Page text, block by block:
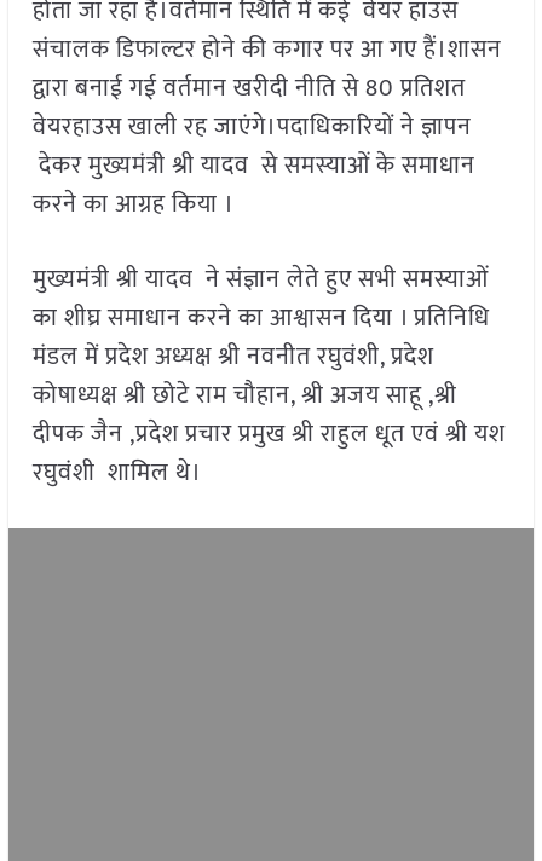
होता जा रहा है।वर्तमान स्थिति में कई वेयर हाउस
संचालक डिफाल्टर होने की कगार पर आ गए हैं।शासन
द्वारा बनाई गई वर्तमान खरीदी नीति से 80 प्रतिशत
वेयरहाउस खाली रह जाएंगे।पदाधिकारियों ने ज्ञापन
देकर मुख्यमंत्री श्री यादव से समस्याओं के समाधान
करने का आग्रह किया ।
मुख्यमंत्री श्री यादव ने संज्ञान लेते हुए सभी समस्याओं
का शीघ्र समाधान करने का आश्वासन दिया । प्रतिनिधि
मंडल में प्रदेश अध्यक्ष श्री नवनीत रघुवंशी, प्रदेश
कोषाध्यक्ष श्री छोटे राम चौहान, श्री अजय साहू ,श्री
दीपक जैन ,प्रदेश प्रचार प्रमुख श्री राहुल धूत एवं श्री यश
रघुवंशी शामिल थे।